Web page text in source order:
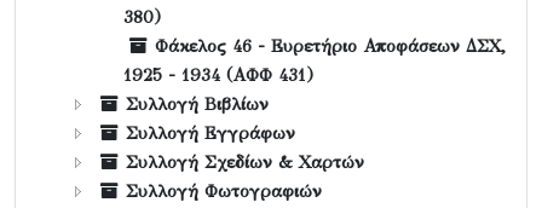
380)
Φάκελος 46 - Ευρετήριο Αποφάσεων ΔΣΧ,
1925 - 1934 (ΑΦΦ 431)
Συλλογή Βιβλίων
Συλλογή Εγγράφων
Συλλογή Σχεδίων & Χαρτών
Συλλογή Φωτογραφιών